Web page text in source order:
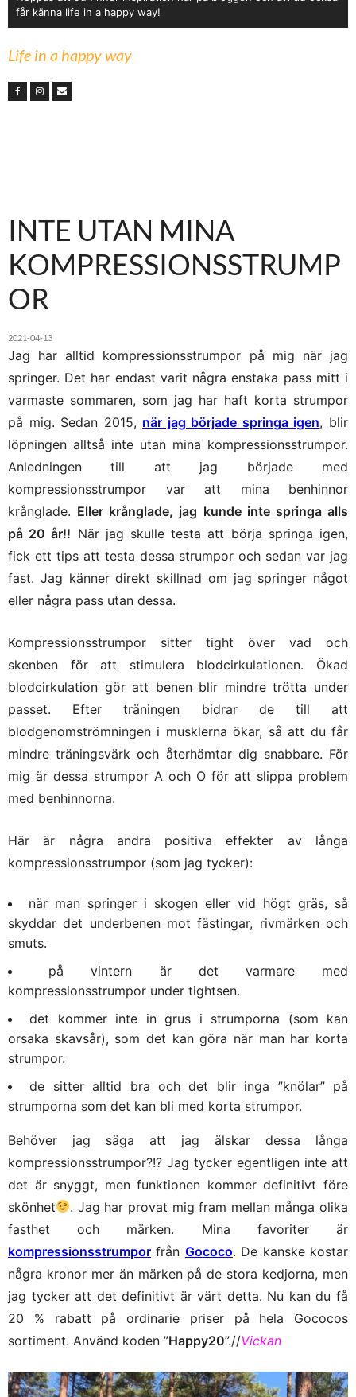
får känna life in a happy way!
Life in a happy way
INTE UTAN MINA
KOMPRESSIONSSTRUMP
OR
2021-04-13
Jag har alltid kompressionsstrumpor på mig när jag
springer. Det har endast varit några enstaka pass mitt i
varmaste sommaren, som jag har haft korta strumpor
på mig. Sedan 2015, när jag började springa igen, blir
löpningen alltså inte utan mina kompressionsstrumpor.
Anledningen till att jag började med
kompressionsstrumpor var att mina benhinnor
krånglade. Eller krånglade, jag kunde inte springa alls
på 20 år!! När jag skulle testa att börja springa igen,
fick ett tips att testa dessa strumpor och sedan var jag
fast. Jag känner direkt skillnad om jag springer något
eller några pass utan dessa.
Kompressionsstrumpor sitter tight över vad och
skenben för att stimulera blodcirkulationen. Ökad
blodcirkulation gör att benen blir mindre trötta under
passet. Efter träningen bidrar de till att
blodgenomströmningen i musklerna ökar, så att du får
mindre träningsvärk och återhämtar dig snabbare. För
mig är dessa strumpor A och O för att slippa problem
med benhinnorna.
Här är några andra positiva effekter av långa
kompressionsstrumpor (som jag tycker):
när man springer i skogen eller vid högt gräs, så
skyddar det underbenen mot fästingar, rivmärken och
smuts.
på vintern är det varmare med
kompressionsstrumpor under tightsen.
det kommer inte in grus i strumporna (som kan
orsaka skavsår), som det kan göra när man har korta
strumpor.
de sitter alltid bra och det blir inga ”knölar” på
strumporna som det kan bli med korta strumpor.
Behöver jag säga att jag älskar dessa långa
kompressionsstrumpor?!? Jag tycker egentligen inte att
det är snyggt, men funktionen kommer definitivt före
skönhet
. Jag har provat mig fram mellan många olika
fasthet och märken. Mina favoriter är
kompressionsstrumpor från Gococo. De kanske kostar
några kronor mer än märken på de stora kedjorna, men
jag tycker att det definitivt är värt detta. Nu kan du få
20 % rabatt på ordinarie priser på hela Gococos
sortiment. Använd koden ”Happy20”.//Vickan